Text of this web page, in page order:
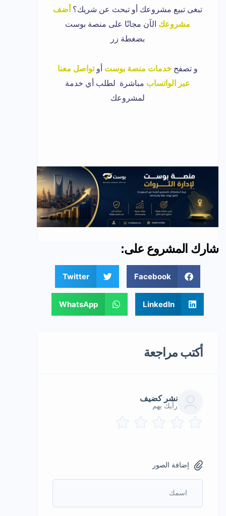
تبغى تبيع مشروعك أو تبحث عن شريك؟ أضف
مشروعك الآن مجانًا على منصة بوست
بضغطة زر
و تصفح خدمات منصة بوست أو تواصل معنا
عبر الواتساب مباشرة لطلب أي خدمة
لمشروعك
شارك المشروع على:
Facebook
Twitter
LinkedIn
WhatsApp
أكتب مراجعة
نشر كضيف
رأيك يهم
إضافة الصور